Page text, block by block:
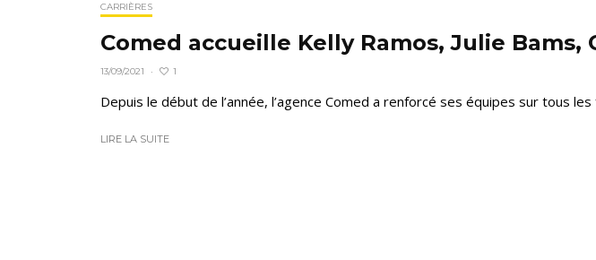
CARRIÈRES
Comed accueille Kelly Ramos, Julie
13/09/2021 · 1
Depuis le début de l’année, l’agence Comed a renforcé ses équipes sur tous
LIRE LA SUITE